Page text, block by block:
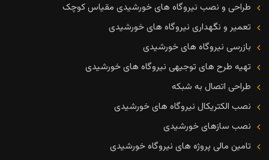
طراحی و نصب نیروگاه های خورشیدی مقیاس کوچک
تعمیر و نگهداری نیروگاه های خورشیدی
بازرسی نیروگاه های خورشیدی
تهیه طرح های توجیهی نیروگاه های خورشیدی
طراحی اتصال به شبکه
نصب الکتریکال نیروگاه های خورشیدی
نصب سازهای خورشیدی
تامین مالی پروژه های نیروگاه خورشیدی